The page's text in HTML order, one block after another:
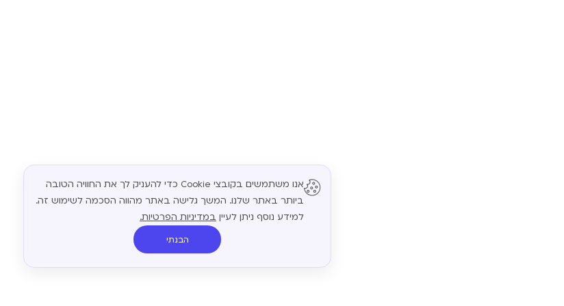
אנו משתמשים בקובצי Cookie כדי להעניק לך את החוויה הטובה
ביותר באתר שלנו. המשך גלישה באתר מהווה הסכמה לשימוש זה.
למידע נוסף ניתן לעיין במדיניות הפרטיות.
הבנתי